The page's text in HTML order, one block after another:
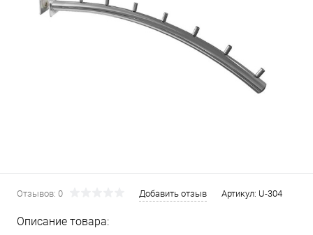
Отзывов: 0 Добавить отзыв Артикул: U-304
Описание товара: